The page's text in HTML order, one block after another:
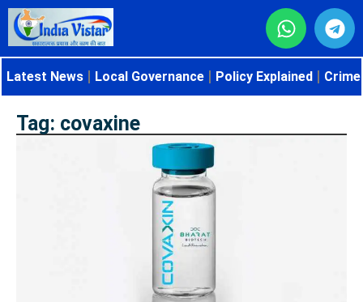
Latest News Local Governance Policy Explained
Tag: covaxine